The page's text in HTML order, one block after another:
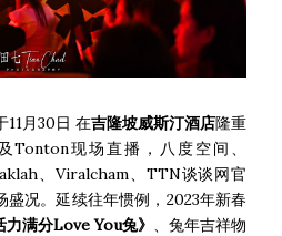
11月30日 在吉隆坡威斯汀酒店隆重
Tonton现场直播，八度空间、
、Viralcham、TTN谈谈网官
盛况。延续往年惯例，2023年新春
满分Love You兔》 、兔年吉祥物